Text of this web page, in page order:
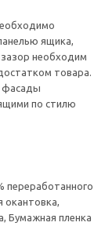
ящика,
необходим
товара.
фасады
по стилю
переработанного
Бумажная пленка